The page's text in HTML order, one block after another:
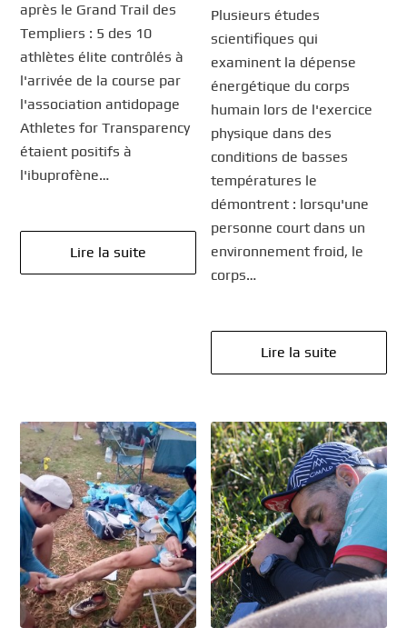
après le Grand Trail des
Templiers : 5 des 10
athlètes élite contrôlés à
l'arrivée de la course par
l'association antidopage
Athletes for Transparency
étaient positifs à
l'ibuprofène…
Lire la suite
Plusieurs études
scientifiques qui
examinent la dépense
énergétique du corps
humain lors de l'exercice
physique dans des
conditions de basses
températures le
démontrent : lorsqu'une
personne court dans un
environnement froid, le
corps…
Lire la suite